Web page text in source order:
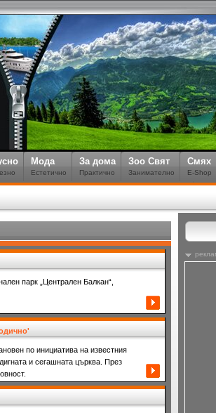
Мода
Естетично
За дома
Практично
Зоо Свят
Занимателно
Смях
E-Shop
парк „Централен Балкан“,
по инициатива на известния
и сегашната църква. През